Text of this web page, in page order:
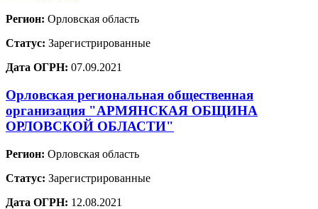
Регион: Орловская область
Статус: Зарегистрированные
Дата ОГРН: 07.09.2021
Орловская региональная общественная
организация "АРМЯНСКАЯ ОБЩИНА
ОРЛОВСКОЙ ОБЛАСТИ"
Регион: Орловская область
Статус: Зарегистрированные
Дата ОГРН: 12.08.2021